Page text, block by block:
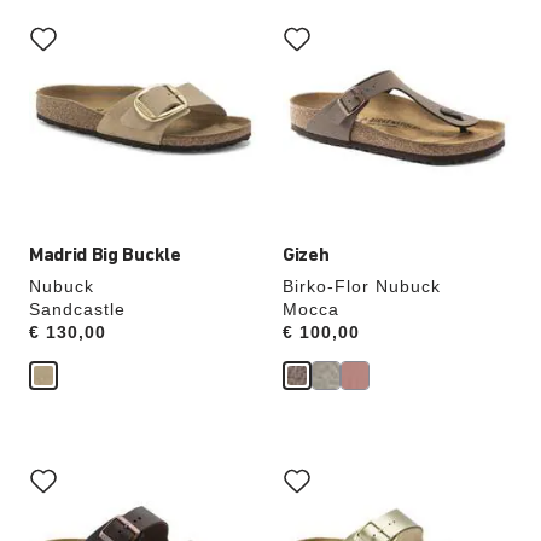
Madrid Big Buckle
Nubuck
Sandcastle
Price:
€ 130,00
je
een
kleur
selecteert,
Gizeh
Birko-Flor Nubuck
Mocca
Price:
€ 100,00
je
een
kleur
selecteert,
wordt
je
een
je
een